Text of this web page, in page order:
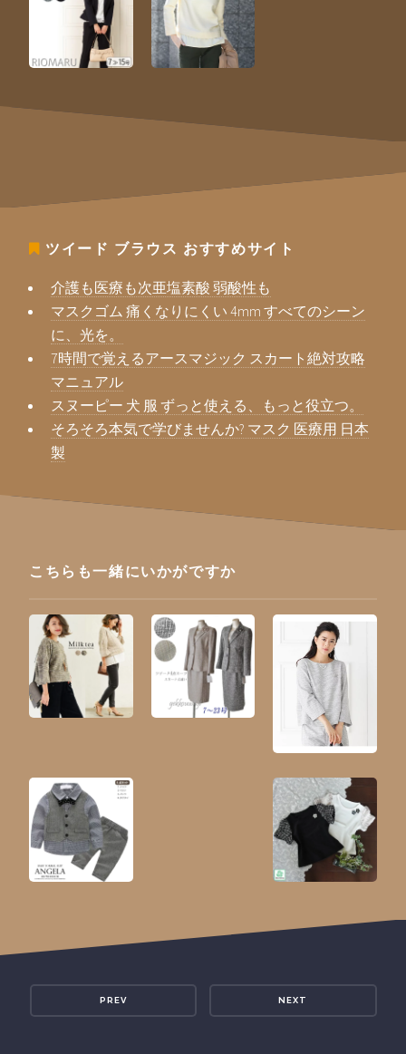
ツイード ブラウス おすすめサイト
介護も医療も次亜塩素酸 弱酸性も
マスクゴム 痛くなりにくい 4mm すべてのシーン
に、光を。
7時間で覚えるアースマジック スカート絶対攻略
マニュアル
スヌーピー 犬 服 ずっと使える、もっと役立つ。
そろそろ本気で学びませんか? マスク 医療用 日本
製
こちらも一緒にいかがですか
PREV NEXT